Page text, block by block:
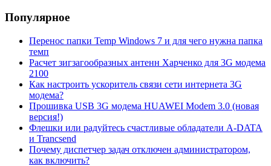
Популярное
Перенос папки Temp Windows 7 и для чего нужна папка
темп
Расчет зигзагообразных антенн Харченко для 3G модема
2100
Как настроить ускоритель связи сети интернета 3G
модема?
Прошивка USB 3G модема HUAWEI Modem 3.0 (новая
версия!)
Флешки или радуйтесь счастливые обладатели A-DATA
и Trancsend
Почему диспетчер задач отключен администратором,
как включить?